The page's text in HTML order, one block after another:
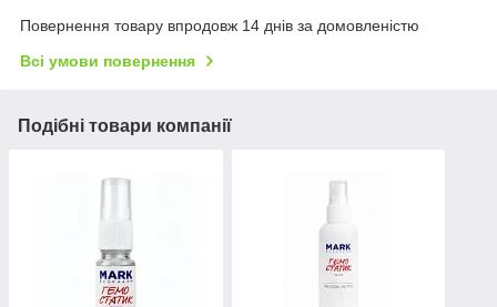
Повернення товару впродовж 14 днів за домовленістю
Всі умови повернення
Подібні товари компанії